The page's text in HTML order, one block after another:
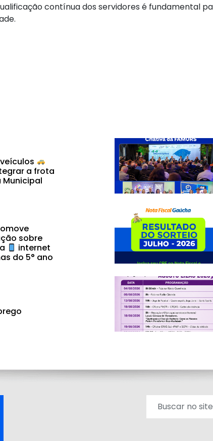
contínua dos servidores é fundamental
veículos
a frota
Municipal
sobre
internet
do 5° ano